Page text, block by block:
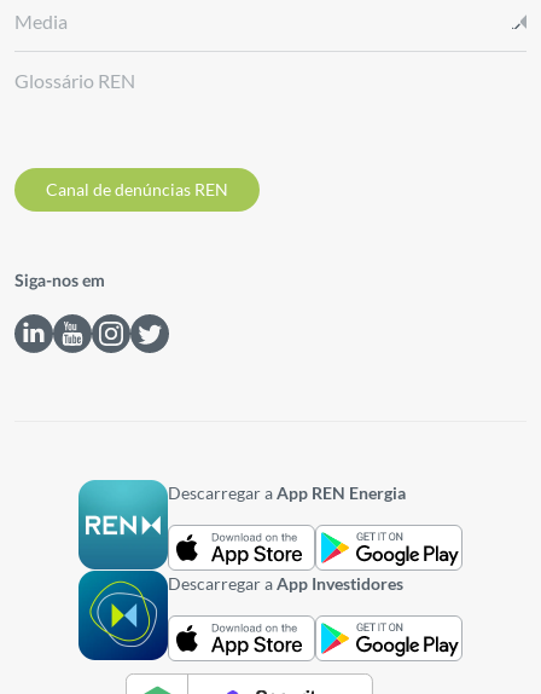
Media
Glossário REN
Canal de denúncias REN
Siga-nos em
Descarregar aApp REN Energia
Descarregar aApp Investidores